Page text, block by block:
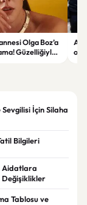
Olga Boz’a
Güzelliğiyle
İçin Silaha
Bilgileri
Aidatlara
Değişiklikler
Tablosu ve